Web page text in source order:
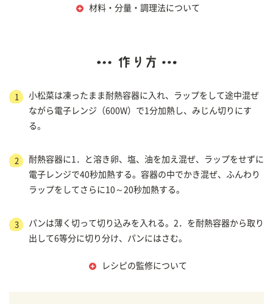
材料・分量・調理法について
1
小松菜は凍ったまま耐熱容器に入れ、ラップをして途中混ぜ
ながら電子レンジ（600W）で1分加熱し、みじん切りにす
る。
2
耐熱容器に1．と溶き卵、塩、油を加え混ぜ、ラップをせずに
電子レンジで40秒加熱する。容器の中でかき混ぜ、ふんわり
ラップをしてさらに10～20秒加熱する。
3
パンは薄く切って切り込みを入れる。2．を耐熱容器から取り
出して6等分に切り分け、パンにはさむ。
レシピの監修について